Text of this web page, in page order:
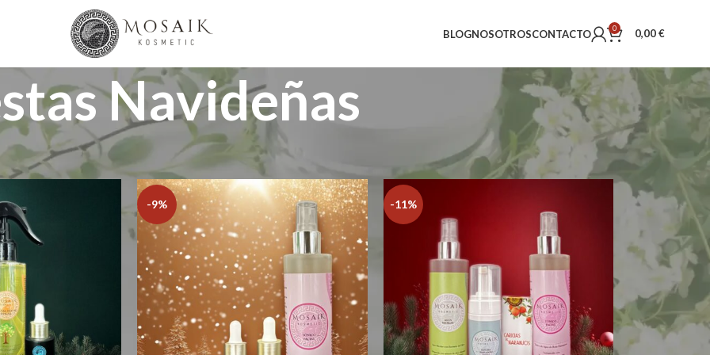
BLOGNOSOTROSCONTACTO 0 0,00€
Navideñas
-9% -11%